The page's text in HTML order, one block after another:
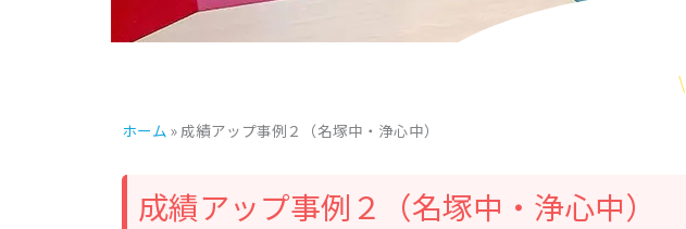
\
ホーム » 成績アップ事例２（名塚中・浄心中）
成績アップ事例２（名塚中・浄心中）